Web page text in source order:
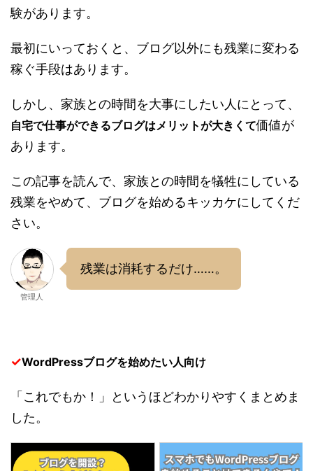
験があります。
最初にいっておくと、ブログ以外にも残業に変わる
稼ぐ手段はあります。
しかし、家族との時間を大事にしたい人にとって、
自宅で仕事ができるブログはメリットが大きくて価値が
あります。
この記事を読んで、家族との時間を犠牲にしている
残業をやめて、ブログを始めるキッカケにしてくだ
さい。
管理人
残業は消耗するだけ……。
✓WordPressブログを始めたい人向け
「これでもか！」というほどわかりやすくまとめま
した。